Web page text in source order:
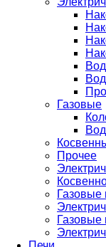
Газовые
Прочее
Газовые
Газовые